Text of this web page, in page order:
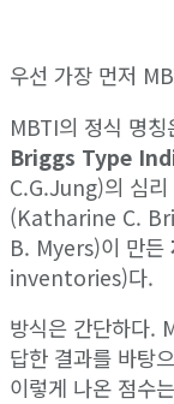
우선 가장 먼저
MBTI의 정식 명칭
Briggs Type
C.G.Jung)의 심리
(Katharine C.
B. Myers)이 만든
inventories)다.
방식은 간단하다.
답한 결과를 바탕
이렇게 나온 점수